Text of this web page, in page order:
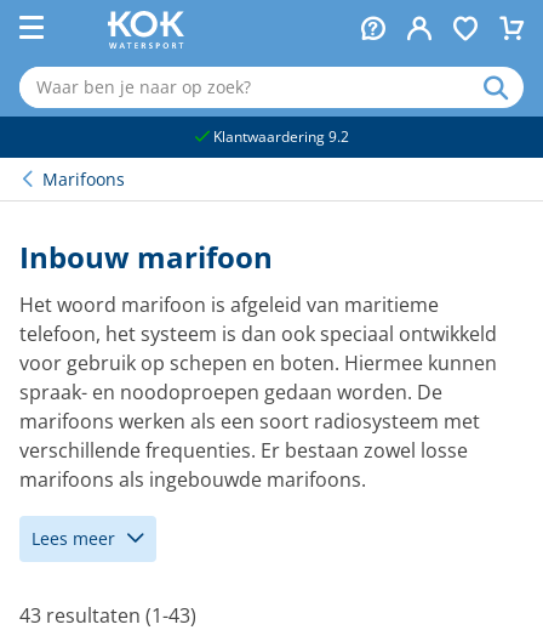
Klantwaardering 9.2
Marifoons
Inbouw marifoon
Het woord marifoon is afgeleid van maritieme
telefoon, het systeem is dan ook speciaal ontwikkeld
voor gebruik op schepen en boten. Hiermee kunnen
spraak- en noodoproepen gedaan worden. De
marifoons werken als een soort radiosysteem met
verschillende frequenties. Er bestaan zowel losse
marifoons als ingebouwde marifoons.
Lees meer
43 resultaten (1-43)